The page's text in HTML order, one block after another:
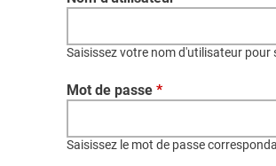
Saisissez votre nom d'utilisateur pour
Mot de passe *
Saisissez le mot de passe